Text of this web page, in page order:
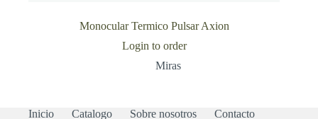
Monocular Termico Pulsar Axion
Login to order
Miras
Inicio Catalogo Sobre nosotros Contacto